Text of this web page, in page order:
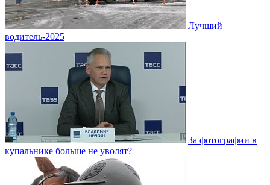
Лучший
водитель-2025
За фотографии в
купальнике больше не уволят?